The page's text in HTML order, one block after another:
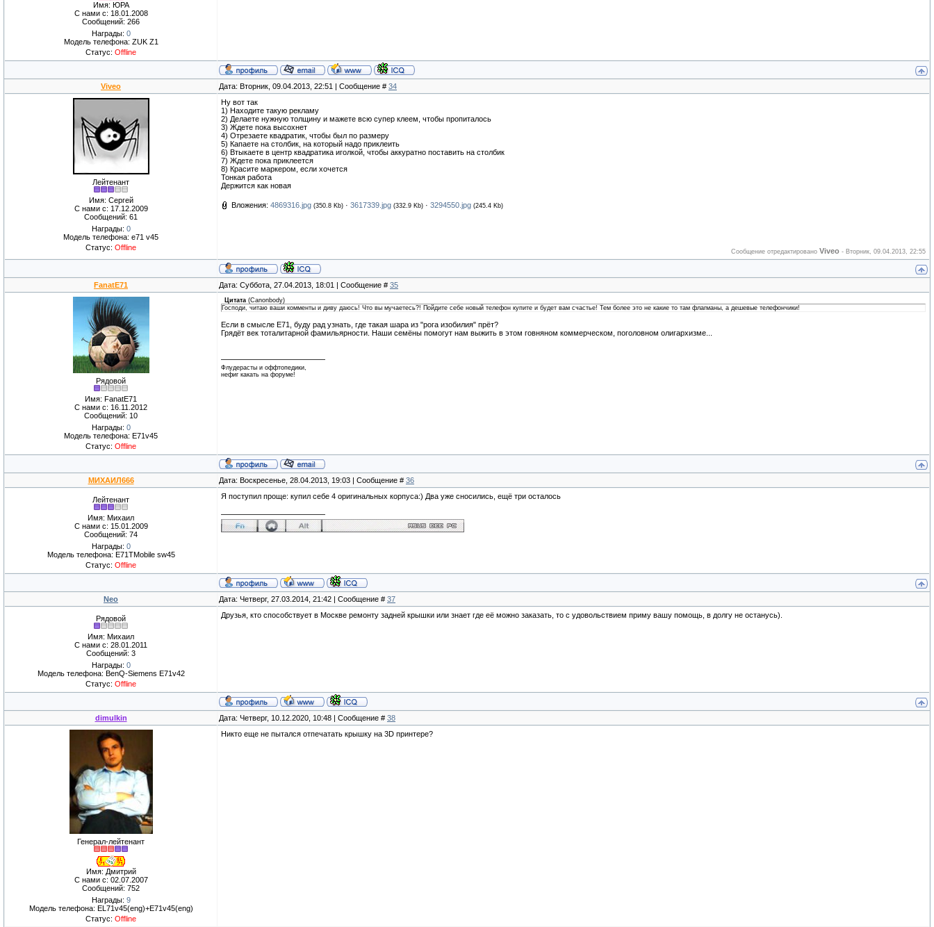
Имя: ЮРА
С нами с: 18.01.2008
Сообщений: 266
Награды: 0
Модель телефона: ZUK Z1
Статус: Offline
Viveo Дата: Вторник, 09.04.2013, 22:51 | Сообщение # 34
Лейтенант
Имя: Сергей
С нами с: 17.12.2009
Сообщений: 61
Награды: 0
Модель телефона: e71 v45
Статус: Offline
Ну вот так
1) Находите такую рекламу
2) Делаете нужную толщину и мажете всю супер клеем, чтобы пропиталось
3) Ждете пока высохнет
4) Отрезаете квадратик, чтобы был по размеру
5) Капаете на столбик, на который надо приклеить
6) Втыкаете в центр квадратика иголкой, чтобы аккуратно поставить на столбик
7) Ждете пока приклеется
8) Красите маркером, если хочется
Тонкая работа
Держится как новая
Вложения: 4869316.jpg (350.8 Kb) · 3617339.jpg (332.9 Kb) · 3294550.jpg (245.4 Kb)
Сообщение отредактировано Viveo - Вторник, 09.04.2013, 22:55
FanatE71 Дата: Суббота, 27.04.2013, 18:01 | Сообщение # 35
Рядовой
Имя: FanatE71
С нами с: 16.11.2012
Сообщений: 10
Награды: 0
Модель телефона: E71v45
Статус: Offline
Цитата (Canonbody)
Господи, читаю ваши комменты и диву даюсь! Что вы мучаетесь?! Пойдите себе новый телефон купите и будет вам счастье! Тем более это не какие то там флагманы, а дешевые телефончики!
Если в смысле E71, буду рад узнать, где такая шара из "рога изобилия" прёт?
Грядёт век тоталитарной фамильярности. Наши семёны помогут нам выжить в этом говняном коммерческом, поголовном олигархизме...
Флудерасты и оффтопедики,
нефиг какать на форуме!
МИХАИЛ666 Дата: Воскресенье, 28.04.2013, 19:03 | Сообщение # 36
Лейтенант
Имя: Михаил
С нами с: 15.01.2009
Сообщений: 74
Награды: 0
Модель телефона: E71TMobile sw45
Статус: Offline
Я поступил проще: купил себе 4 оригинальных корпуса:) Два уже сносились, ещё три осталось
Neo Дата: Четверг, 27.03.2014, 21:42 | Сообщение # 37
Рядовой
Имя: Михаил
С нами с: 28.01.2011
Сообщений: 3
Награды: 0
Модель телефона: BenQ-Siemens E71v42
Статус: Offline
Друзья, кто способствует в Москве ремонту задней крышки или знает где её можно заказать, то с удовольствием приму вашу помощь, в долгу не останусь).
dimulkin Дата: Четверг, 10.12.2020, 10:48 | Сообщение # 38
Генерал-лейтенант
Имя: Дмитрий
С нами с: 02.07.2007
Сообщений: 752
Награды: 9
Модель телефона: EL71v45(eng)+E71v45(eng)
Статус: Offline
Никто еще не пытался отпечатать крышку на 3D принтере?